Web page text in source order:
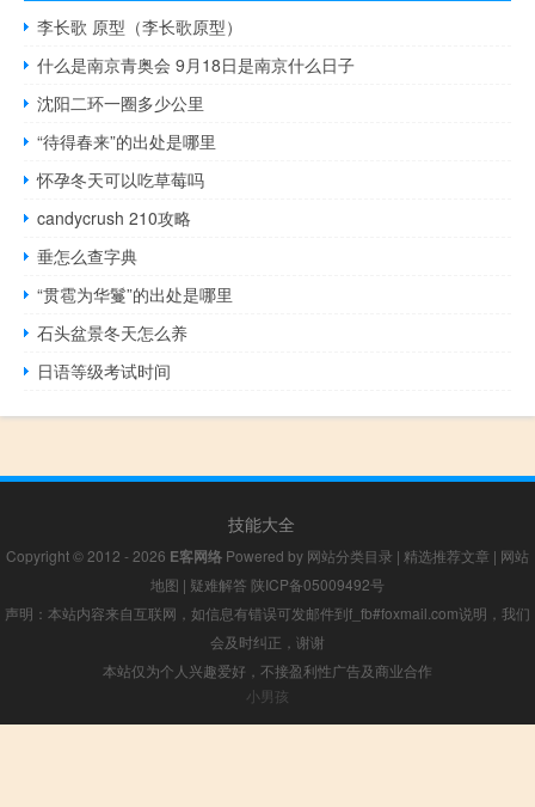
李长歌 原型（李长歌原型）
什么是南京青奥会 9月18日是南京什么日子
沈阳二环一圈多少公里
“待得春来”的出处是哪里
怀孕冬天可以吃草莓吗
candycrush 210攻略
垂怎么查字典
“贯雹为华鬘”的出处是哪里
石头盆景冬天怎么养
日语等级考试时间
技能大全
Copyright © 2012 - 2026 E客网络 Powered by 网站分类目录 | 精选推荐文章 | 网站
地图 | 疑难解答 陕ICP备05009492号
声明：本站内容来自互联网，如信息有错误可发邮件到f_fb#foxmail.com说明，我们
会及时纠正，谢谢
本站仅为个人兴趣爱好，不接盈利性广告及商业合作
小男孩